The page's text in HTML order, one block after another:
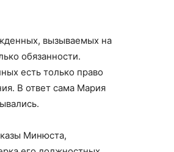
вызываемых на
обязанности.
есть только право
В ответ сама Мария
Минюста,